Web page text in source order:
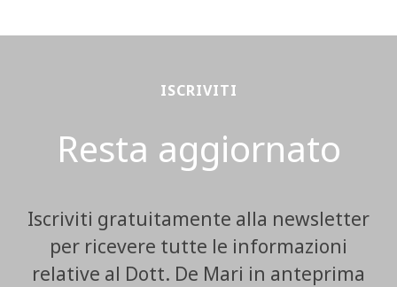
ISCRIVITI
Resta aggiornato
Iscriviti gratuitamente alla newsletter
per ricevere tutte le informazioni
relative al Dott. De Mari in anteprima